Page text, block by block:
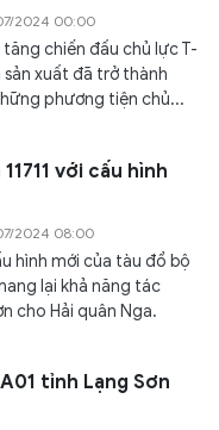
2024 00:00
chiến đấu chủ lực T-
xuất đã trở thành
phương tiện chủ...
với cấu hình
2024 08:00
hình mới của tàu đổ bộ
lại khả năng tác
cho Hải quân Nga.
tỉnh Lạng Sơn